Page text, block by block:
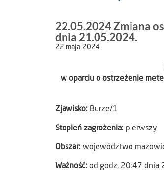
22.05.2024 Zmiana
dnia 21.05.2024.
22 maja 2024
w oparciu o ostrzeżenie
Zjawisko: Burze/1
Stopień zagrożenia: pierwszy
Obszar: województwo
Ważność: od godz. 20:47 dnia